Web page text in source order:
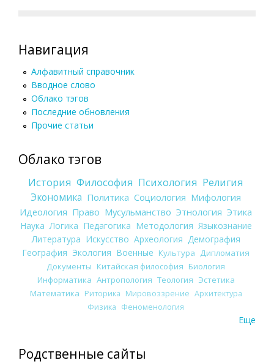
Навигация
Алфавитный справочник
Вводное слово
Облако тэгов
Последние обновления
Прочие статьи
Облако тэгов
История Философия Психология Религия
Экономика Политика Социология Мифология
Идеология Право Мусульманство Этнология Этика
Наука Логика Педагогика Методология Языкознание
Литература Искусство Археология Демография
География Экология Военные Культура
Дипломатия
Документы Китайская философия Биология
Информатика Антропология Теология Эстетика
Математика Риторика Мировоззрение Архитектура
Физика Феноменология
Еще
Родственные сайты